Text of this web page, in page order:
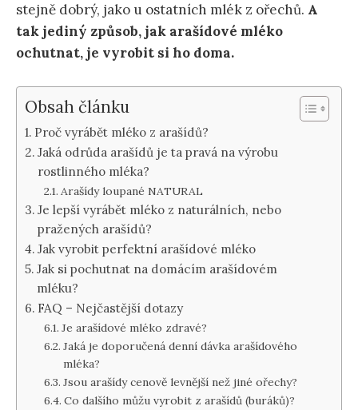
stejně dobrý, jako u ostatních mlék z ořechů. A
tak jediný způsob, jak arašídové mléko
ochutnat, je vyrobit si ho doma.
Obsah článku
Proč vyrábět mléko z arašídů?
Jaká odrůda arašídů je ta pravá na výrobu
rostlinného mléka?
Arašídy loupané NATURAL
Je lepší vyrábět mléko z naturálních, nebo
pražených arašídů?
Jak vyrobit perfektní arašídové mléko
Jak si pochutnat na domácím arašídovém
mléku?
FAQ – Nejčastější dotazy
Je arašídové mléko zdravé?
Jaká je doporučená denní dávka arašídového
mléka?
Jsou arašídy cenově levnější než jiné ořechy?
Co dalšího můžu vyrobit z arašídů (buráků)?